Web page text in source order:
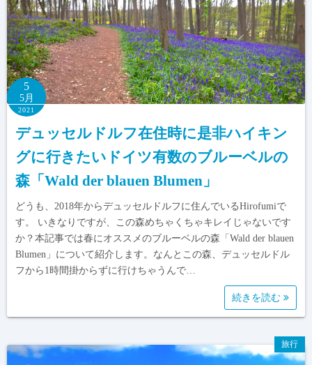
5
5月
2021
デュッセルドルフ在住時に是非ハイキン
グに行きたいドイツ有数のブルーベルの
森「Wald der blauen Blumen」
どうも、2018年からデュッセルドルフに住んでいるHirofumiで
す。 いきなりですが、この森めちゃくちゃキレイじゃないです
か？本記事では春にオススメのブルーベルの森「Wald der blauen
Blumen」について紹介します。なんとこの森、デュッセルドル
フから1時間掛からずに行けちゃうんで…
続きを読む
旅行